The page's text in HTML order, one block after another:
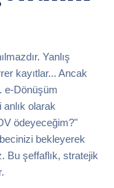
Yanlış
kayıtlar... Ancak
e-Dönüşüm
olarak
ödeyeceğim?"
bekleyerek
Bu şeffaflık, stratejik